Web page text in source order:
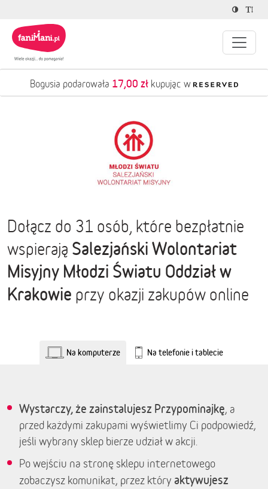
Bogusia podarowała 17,00 zł kupując w
Dołącz do 31 osób, które bezpłatnie
wspierają Salezjański Wolontariat
Misyjny Młodzi Światu Oddział w
Krakowie przy okazji zakupów online
Na komputerze Na telefonie i tablecie
Wystarczy, że zainstalujesz Przypominajkę, a
przed każdymi zakupami wyświetlimy Ci podpowiedź,
jeśli wybrany sklep bierze udział w akcji.
Po wejściu na stronę sklepu internetowego
zobaczysz komunikat, przez który aktywujesz